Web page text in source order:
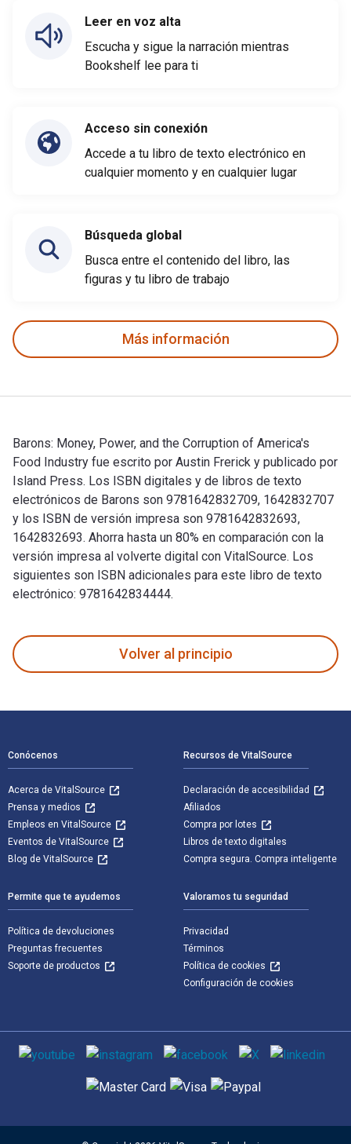
Leer en voz alta
Escucha y sigue la narración mientras
Bookshelf lee para ti
Acceso sin conexión
Accede a tu libro de texto electrónico en
cualquier momento y en cualquier lugar
Búsqueda global
Busca entre el contenido del libro, las
figuras y tu libro de trabajo
Más información
Barons: Money, Power, and the Corruption of America's
Food Industry fue escrito por Austin Frerick y publicado por
Island Press. Los ISBN digitales y de libros de texto
electrónicos de Barons son 9781642832709, 1642832707
y los ISBN de versión impresa son 9781642832693,
1642832693. Ahorra hasta un 80% en comparación con la
versión impresa al volverte digital con VitalSource. Los
siguientes son ISBN adicionales para este libro de texto
electrónico: 9781642834444.
Volver al principio
Conócenos
Acerca de VitalSource
Prensa y medios
Empleos en VitalSource
Eventos de VitalSource
Blog de VitalSource
Recursos de VitalSource
Declaración de accesibilidad
Afiliados
Compra por lotes
Libros de texto digitales
Compra segura. Compra inteligente
Permite que te ayudemos
Política de devoluciones
Preguntas frecuentes
Soporte de productos
Valoramos tu seguridad
Privacidad
Términos
Política de cookies
Configuración de cookies
Medios de comunicación social
Métodos de pago admitidos